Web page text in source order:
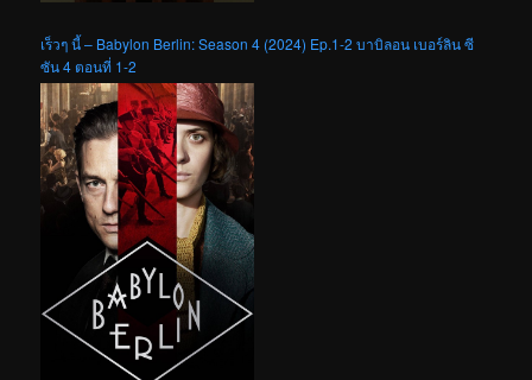
เร็วๆ นี้ – Babylon Berlin: Season 4 (2024) Ep.1-2 บาบิลอน เบอร์ลิน ซี
ซัน 4 ตอนที่ 1-2